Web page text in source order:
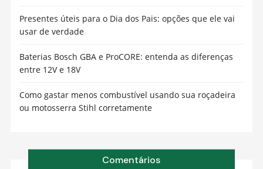
Presentes úteis para o Dia dos Pais: opções que ele vai
usar de verdade
Baterias Bosch GBA e ProCORE: entenda as diferenças
entre 12V e 18V
Como gastar menos combustível usando sua roçadeira
ou motosserra Stihl corretamente
Comentários